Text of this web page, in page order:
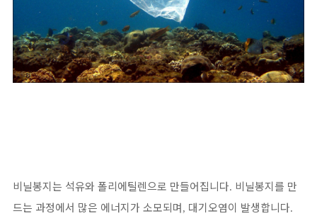
비닐봉지는 석유와 폴리에틸렌으로 만들어집니다. 비닐봉지를 만
드는 과정에서 많은 에너지가 소모되며 , 대기오염이 발생합니다.